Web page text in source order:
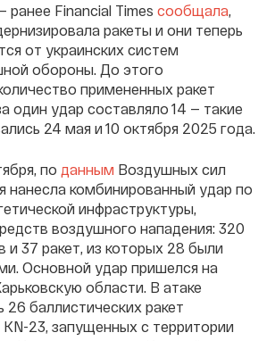
ранее Financial Times сообщала
ракеты и они теперь
от украинских систем
обороны. До этого
примененных ракет
один удар составляло 14 — такие
24 мая и 10 октября 2025 года.
по данным Воздушных сил
нанесла комбинированный удар по
инфраструктуры,
воздушного нападения: 320
и 37 ракет, из которых 28 были
Основной удар пришелся на
области. В атаке
26 баллистических ракет
23, запущенных с территории